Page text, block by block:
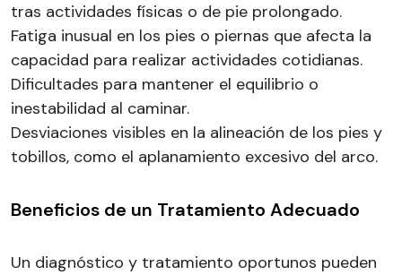
tras actividades físicas o de pie prolongado.
Fatiga inusual en los pies o piernas que afecta la
capacidad para realizar actividades cotidianas.
Dificultades para mantener el equilibrio o
inestabilidad al caminar.
Desviaciones visibles en la alineación de los pies y
tobillos, como el aplanamiento excesivo del arco.
Beneficios de un Tratamiento Adecuado
Un diagnóstico y tratamiento oportunos pueden